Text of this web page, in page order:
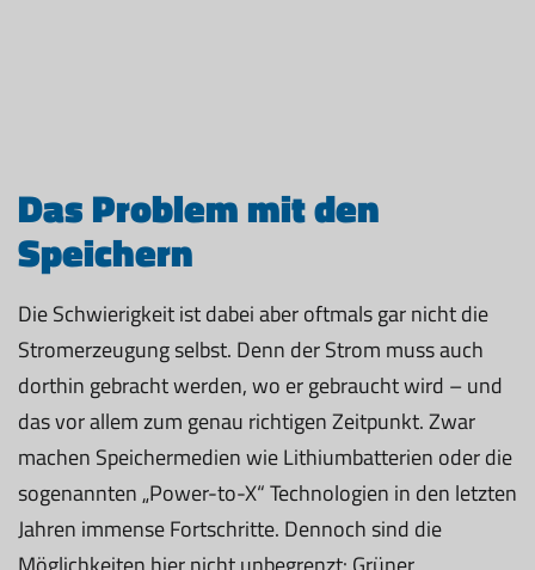
Das Problem mit den
Speichern
Die Schwierigkeit ist dabei aber oftmals gar nicht die
Stromerzeugung selbst. Denn der Strom muss auch
dorthin gebracht werden, wo er gebraucht wird – und
das vor allem zum genau richtigen Zeitpunkt. Zwar
machen Speichermedien wie Lithiumbatterien oder die
sogenannten „Power-to-X“ Technologien in den letzten
Jahren immense Fortschritte. Dennoch sind die